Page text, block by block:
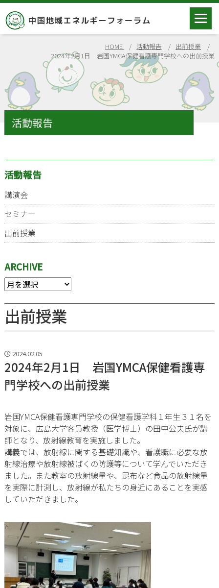
HOME 活動報告
出前授業
2024年2月1日 岩国YMCA保健看護専門学校への出前授業
活動報告
活動報告
講演会
セミナー
出前授業
ARCHIVE
出前授業
2024.02.05
2024年2月1日 岩国YMCA保健看護専
門学校への出前授業
岩国YMCA保健看護専門学校の保健看護学科１年生３１名を
対象に、広島大学客員教授（医学博士）の田中公夫氏が講
師となり、放射線教育を実施しました。
講義では、放射線に関する基礎知識や、看護職に必要な放
射線治療や放射線被ばくの防護等について学んでいただき
ました。また教室の放射線量や、昆布など食品の放射線量
を実際に計測し、放射線が私たちの身近にあることを実感
していただきました。